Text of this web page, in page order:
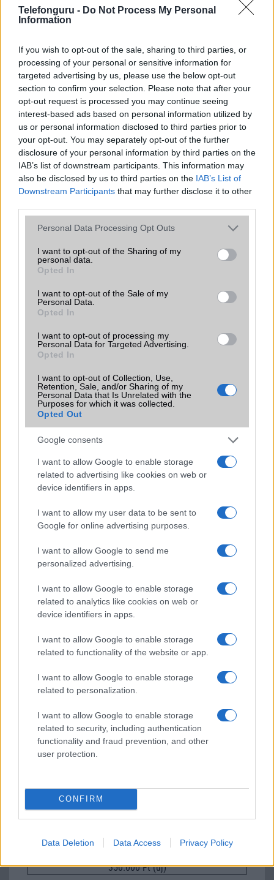
Telefonguru - Do Not Process My Personal
Information
If you wish to opt-out of the sale, sharing to third parties, or
processing of your personal or sensitive information for
targeted advertising by us, please use the below opt-out
section to confirm your selection. Please note that after your
opt-out request is processed you may continue seeing
interest-based ads based on personal information utilized by
us or personal information disclosed to third parties prior to
your opt-out. You may separately opt-out of the further
disclosure of your personal information by third parties on the
IAB’s list of downstream participants. This information may
also be disclosed by us to third parties on the IAB’s List of
Downstream Participants that may further disclose it to other
Please note that this website/app uses one or more Google
not limited to your visit or usage behaviour. You may click to
grant or deny consent to Google and its third-party tags to
use your data for below specified purposes in below Google
consent section.
Personal Data Processing Opt Outs
I want to opt-out of the Sharing of my
personal data.
Opted In
I want to opt-out of the Sale of my
Personal Data.
Opted In
I want to opt-out of processing my
Personal Data for Targeted Advertising.
Opted In
I want to opt-out of Collection, Use,
Retention, Sale, and/or Sharing of my
Personal Data that Is Unrelated with the
Purposes for which it was collected.
Opted Out
Google consents
I want to allow Google to enable storage
related to advertising like cookies on web or
device identifiers in apps.
I want to allow my user data to be sent to
Google for online advertising purposes.
I want to allow Google to send me
personalized advertising.
I want to allow Google to enable storage
related to analytics like cookies on web or
device identifiers in apps.
I want to allow Google to enable storage
related to functionality of the website or app.
I want to allow Google to enable storage
related to personalization.
I want to allow Google to enable storage
related to security, including authentication
functionality and fraud prevention, and other
user protection.
CONFIRM
Data Deletion Data Access Privacy Policy
ALKALMAZÁSOK ÉS ÉRZÉKELŐK
Java
Flash/Ujjlenyomat olvasó Fingerprint sensor
SNS integráció alap szolgáltatás
Organizer alap szolgáltatás
T9 szótár alkalmazás független szótár
Office alkalmazások alap szolgáltatás
Iránytũ ecompass
Extrák Nincs
EGYÉB
Vibra jelzés alap szolgáltatás
SIM típus eSIM
SIM-ek száma
Flight mode Van
Terület
Funkciók Ceruza támogatás!
Brand
Védelem IP68
Limited Edition Nincs
SAR
0,80
N/A = Nincs adat. Legutóbbi frissítés: 2026-07-13 19:00:00
Euro Gsm
Samsung Galaxy S26 Ultra
350.000 Ft (új)